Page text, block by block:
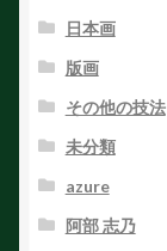
日本画
版画
その他の技法
未分類
azure
阿部 志乃